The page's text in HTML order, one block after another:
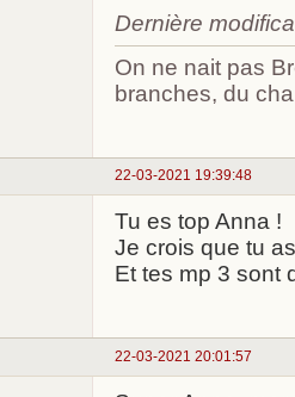
Dernière
On ne nait pas
branches, du
22-03-2021 19:39:48
Tu es top Anna !
Je crois que tu
Et tes mp 3 sont
22-03-2021 20:01:57